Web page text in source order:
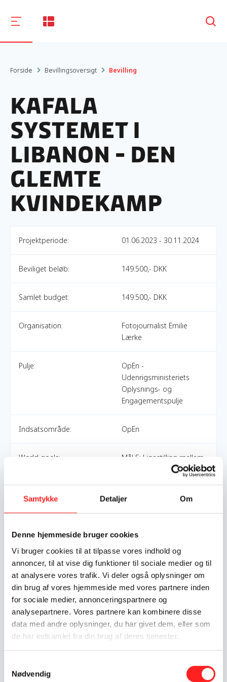
Samtykke Detaljer Om
Denne hjemmeside bruger cookies
Vi bruger cookies til at tilpasse vores indhold og
annoncer, til at vise dig funktioner til sociale medier og til
at analysere vores trafik. Vi deler også oplysninger om
din brug af vores hjemmeside med vores partnere inden
for sociale medier, annonceringspartnere og
analysepartnere. Vores partnere kan kombinere disse
data med andre oplysninger, du har givet dem, eller som
de har indsamlet fra din brug af deres tjenester.
Nødvendig
Søg
Forside Bevillingsoversigt Bevilling
Kafala
Systemet i
Libanon - Den
glemte
kvindekamp
Projektperiode: 01.06.2023 - 30.11.2024
Beviliget beløb: 149.500,- DKK
Samlet budget: 149.500,- DKK
Organisation:
Fotojournalist Emilie
Lærke
Pulje:
OpEn -
Udenrigsministeriets
Oplysnings- og
Engagementspulje
Indsatsområde: OpEn
World goals:
Mål 5: Ligestilling mellem
Mål 10: Mindre ulighed
retfærdighed og stærke
institutioner
Lebanon
Resume
Midt i kaosset af Libanons økonomiske og politiske krise,
bliver en vigtig, men skjult kvindekamp glemt. Under Libanons
Kafala-system udsættes afrikanske og asiatiske tjenestepiger
for overgreb, indespærring og andre umenneskelige forhold.
historier kommer sjældent frem i lyset, for det hele sker bag